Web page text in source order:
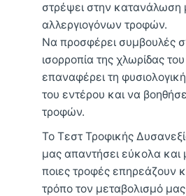
στρέψει στην κατανάλωση
αλλεργιογόνων τροφών.
Να προσφέρει συμβουλές
ισορροπία της χλωρίδας
επαναφέρει τη
του εντέρου και να
τροφών.
Το Τεστ Τροφικής
μας απαντήσει εύκολα και
ποιες τροφές επηρεάζουν
τρόπο τον μεταβολισμό